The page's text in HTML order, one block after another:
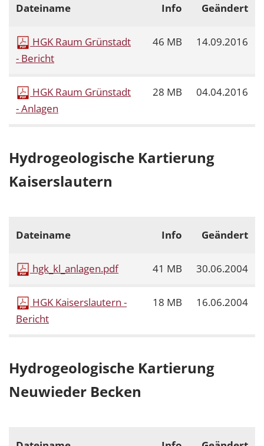
Dateiname Info Geändert
HGK Raum Grünstadt
- Bericht
46 MB 14.09.2016
HGK Raum Grünstadt
- Anlagen
28 MB 04.04.2016
Hydrogeologische Kartierung
Kaiserslautern
Dateiname Info Geändert
hgk_kl_anlagen.pdf 41 MB 30.06.2004
HGK Kaiserslautern -
Bericht
18 MB 16.06.2004
Hydrogeologische Kartierung
Neuwieder Becken